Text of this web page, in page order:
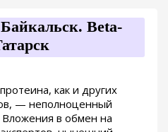
Beta-
как и других
— неполноценный
Вложения в обмен на